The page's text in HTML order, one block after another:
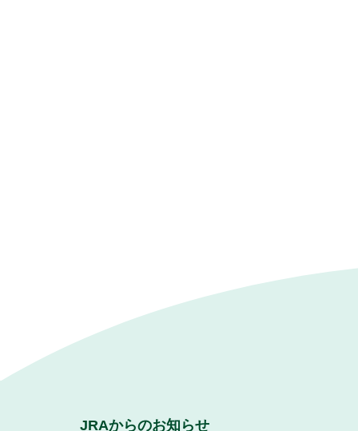
JRAからのお知らせ